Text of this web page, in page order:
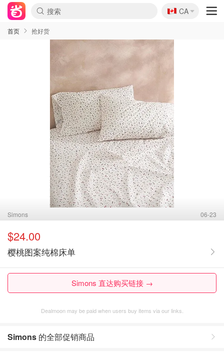
🇨🇦
CA
首页 抢好货
Simons 06-23
$24.00
樱桃图案纯棉床单
Simons 直达购买链接 →
Dealmoon may be paid when users buy items via our links.
Simons 的全部促销商品